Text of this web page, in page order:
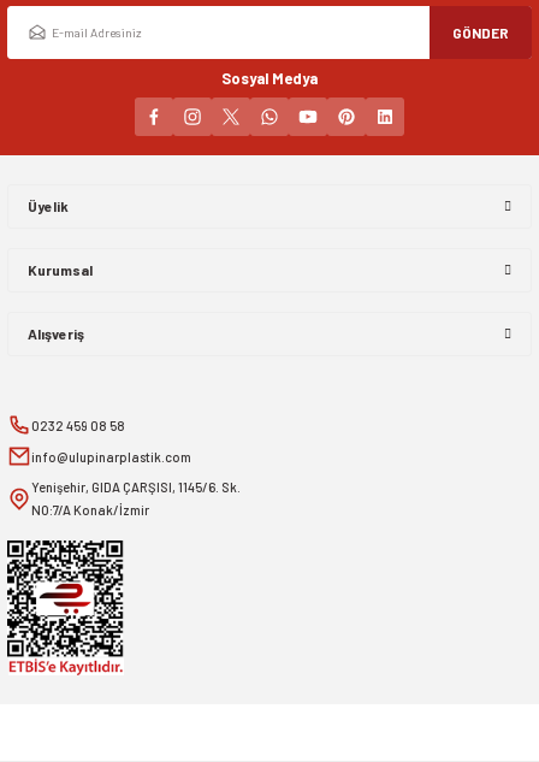
GÖNDER
Sosyal Medya
0232 459 08 58
info@ulupinarplastik.com
Yenişehir, GIDA ÇARŞISI, 1145/6. Sk.
NO:7/A Konak/İzmir
Üyelik
Kurumsal
Alışveriş